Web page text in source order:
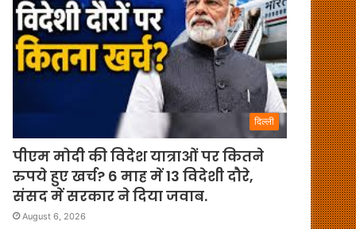
दिल्ली
पीएम मोदी की विदेश यात्राओं पर कितने
रुपये हुए खर्च? 6 माह में 13 विदेशी दौरे,
संसद में सरकार ने दिया जवाब.
August 6, 2026